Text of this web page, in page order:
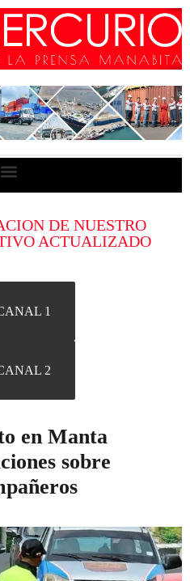
DE NUESTRO
ACTUALIZADO
1
2
en Manta
sobre